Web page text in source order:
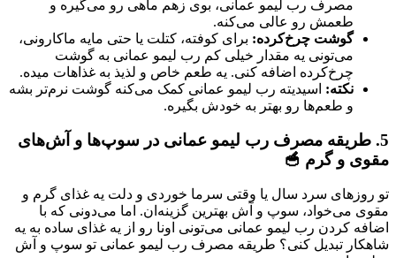
مصرف رب لیمو عمانی، بوی زهم ماهی رو می‌گیره و
طعمش رو عالی می‌کنه.
گوشت چرخ‌کرده: برای کوفته، کتلت یا حتی مایه ماکارونی،
می‌تونی یه مقدار خیلی کم رب لیمو عمانی به گوشت
چرخ‌کرده اضافه کنی. یه طعم خاص و لذیذ به غذاهات میده.
نکته: اسیدیته رب لیمو عمانی کمک می‌کنه گوشت نرم‌تر بشه
و طعم‌ها رو بهتر به خودش بگیره.
5. طریقه مصرف رب لیمو عمانی در سوپ‌ها و آش‌های
مقوی و گرم 🥣
تو روزهای سرد سال یا وقتی سرما خوردی و دلت یه غذای گرم و
مقوی می‌خواد، سوپ و آش بهترین گزینه‌ان. اما می‌دونی که با
اضافه کردن رب لیمو عمانی می‌تونی اونا رو از یه غذای ساده به یه
شاهکار تبدیل کنی؟ طریقه مصرف رب لیمو عمانی تو سوپ و آش